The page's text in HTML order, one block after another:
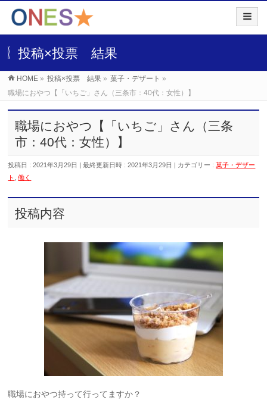
投稿×投票 結果
HOME » 投稿×投票 結果 » 菓子・デザート »
職場におやつ【「いちご」さん（三条市：40代：女性）】
職場におやつ【「いちご」さん（三条
市：40代：女性）】
投稿日 : 2021年3月29日 最終更新日時 : 2021年3月29日 カテゴリー :菓子・デザー
ト
,働く
投稿内容
職場におやつ持って行ってますか？